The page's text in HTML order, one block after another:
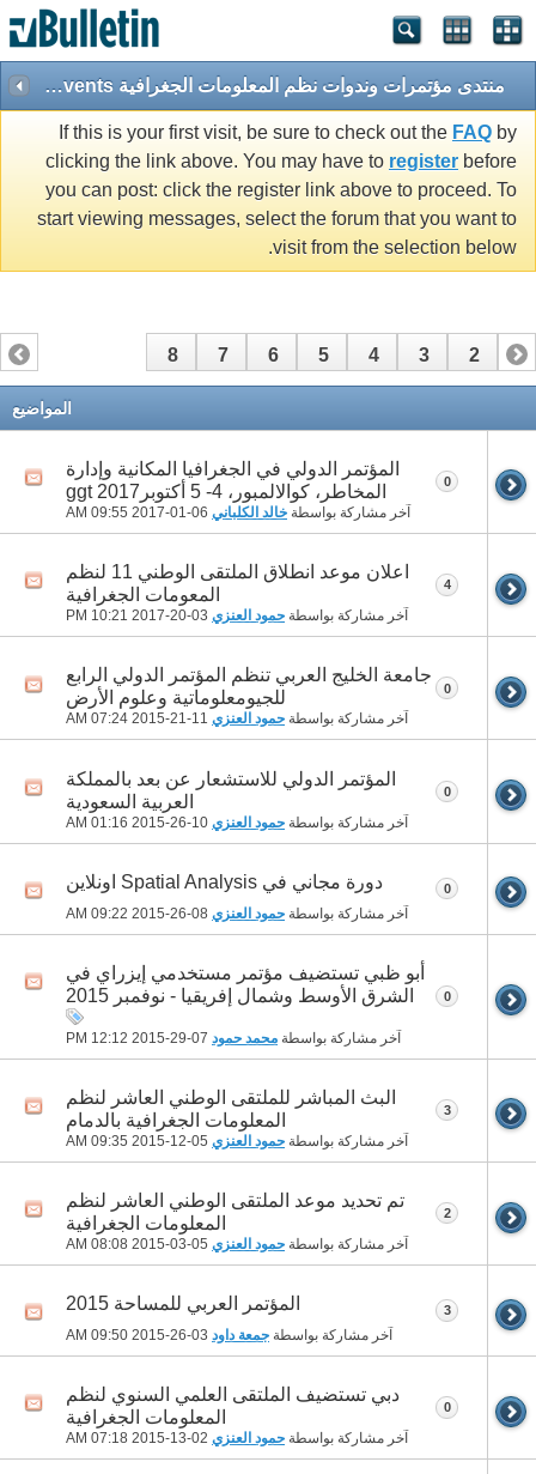
منتدى مؤتمرات وندوات نظم المعلومات الجغرافية GIS Events
If this is your first visit, be sure to check out the FAQ by
clicking the link above. You may have to register before
you can post: click the register link above to proceed. To
start viewing messages, select the forum that you want to
visit from the selection below.
1
2
3
4
5
6
7
8
المواضيع
المؤتمر الدولي في الجغرافيا المكانية وإدارة
المخاطر، كوالالمبور، 4- 5 أكتوبرggt 2017
آخر مشاركة بواسطة خالد الكلباني 09:55 AM
0
اعلان موعد انطلاق الملتقى الوطني 11 لنظم
المعومات الجغرافية
آخر مشاركة بواسطة حمود العنزي 10:21 PM
4
جامعة الخليج العربي تنظم المؤتمر الدولي الرابع
للجيومعلوماتية وعلوم الأرض
آخر مشاركة بواسطة حمود العنزي 07:24 AM
0
المؤتمر الدولي للاستشعار عن بعد بالمملكة
العربية السعودية
آخر مشاركة بواسطة حمود العنزي 01:16 AM
0
دورة مجاني في Spatial Analysis اونلاين
آخر مشاركة بواسطة حمود العنزي 09:22 AM
0
أبو ظبي تستضيف مؤتمر مستخدمي إيزراي في
الشرق الأوسط وشمال إفريقيا - نوفمبر 2015
آخر مشاركة بواسطة محمد حمود 12:12 PM
0
البث المباشر للملتقى الوطني العاشر لنظم
المعلومات الجغرافية بالدمام
آخر مشاركة بواسطة حمود العنزي 09:35 AM
3
تم تحديد موعد الملتقى الوطني العاشر لنظم
المعلومات الجغرافية
آخر مشاركة بواسطة حمود العنزي 08:08 AM
2
المؤتمر العربي للمساحة 2015
آخر مشاركة بواسطة جمعة داود 09:50 AM
3
دبي تستضيف الملتقى العلمي السنوي لنظم
المعلومات الجغرافية
آخر مشاركة بواسطة حمود العنزي 07:18 AM
0